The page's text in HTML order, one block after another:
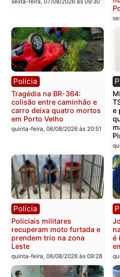
Casal é preso pela PRF
estepe em Porto Velho
sexta-feira, 07/08/2026 às 09:38
Polícia
bairro Colina Park em RO
sexta-feira, 07/08/2026 às 09:30
Polícia
Tragédia na BR-364: